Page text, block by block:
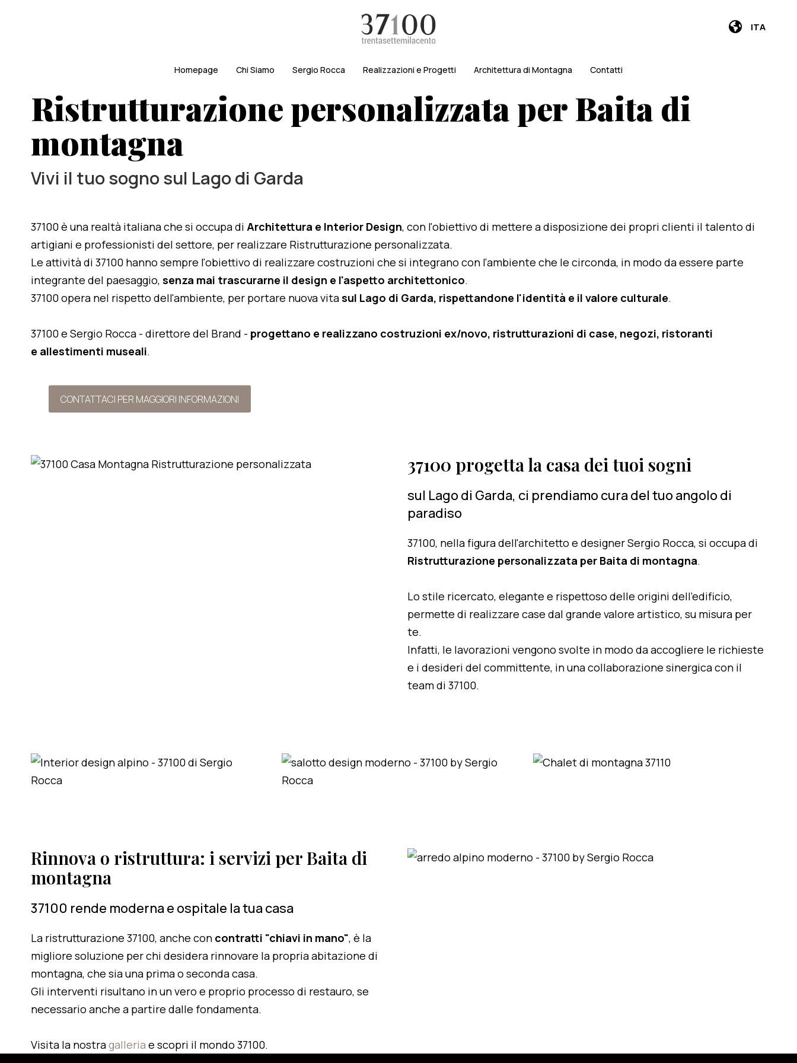
ITA
Homepage Chi Siamo Sergio Rocca Realizzazioni e Progetti Architettura di Montagna Contatti
Ristrutturazione personalizzata per Baita di
montagna
Vivi il tuo sogno sul Lago di Garda
37100 è una realtà italiana che si occupa di Architettura e Interior Design, con l'obiettivo di mettere a disposizione dei propri clienti il talento di
artigiani e professionisti del settore, per realizzare Ristrutturazione personalizzata.
Le attività di 37100 hanno sempre l'obiettivo di realizzare costruzioni che si integrano con l'ambiente che le circonda, in modo da essere parte
integrante del paesaggio, senza mai trascurarne il design e l'aspetto architettonico.
37100 opera nel rispetto dell'ambiente, per portare nuova vitasul Lago di Garda, rispettandone l'identità e il valore culturale.
37100 e Sergio Rocca - direttore del Brand - progettano e realizzano costruzioni ex/novo, ristrutturazioni di case, negozi, ristoranti
e allestimenti museali.
CONTATTACI PER MAGGIORI INFORMAZIONI
37100 progetta la casa dei tuoi sogni
sul Lago di Garda, ci prendiamo cura del tuo angolo di
paradiso
37100, nella figura dell'architetto e designer Sergio Rocca, si occupa di
Ristrutturazione personalizzata per Baita di montagna.
Lo stile ricercato, elegante e rispettoso delle origini dell'edificio,
permette di realizzare case dal grande valore artistico, su misura per
te.
Infatti, le lavorazioni vengono svolte in modo da accogliere le richieste
e i desideri del committente, in una collaborazione sinergica con il
team di 37100.
Rinnova o ristruttura: i servizi per Baita di
montagna
37100 rende moderna e ospitale la tua casa
La ristrutturazione 37100, anche con contratti "chiavi in mano", è la
migliore soluzione per chi desidera rinnovare la propria abitazione di
montagna, che sia una prima o seconda casa.
Gli interventi risultano in un vero e proprio processo di restauro, se
necessario anche a partire dalle fondamenta.
Visita la nostragalleria e scopri il mondo 37100.